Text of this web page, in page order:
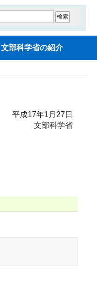
文部科学省の紹介
平成17年1月27日
文部科学省